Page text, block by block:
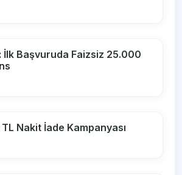
İlk Başvuruda Faizsiz 25.000
Nakit İade Kampanyası